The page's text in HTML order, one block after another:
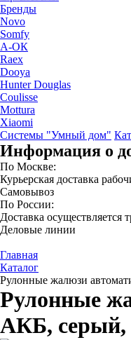
Бренды
Novo
Somfy
А-ОК
Raex
Dooya
Hunter Douglas
Coulisse
Mottura
Xiaomi
Системы "Умный дом"
Информация о
По Москве:
Курьерская доставка
Самовывоз
По России:
Доставка
Деловые линии
Главная
Каталог
Рулонные жалюзи
Рулонные
АКБ, серый,